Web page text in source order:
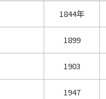
1844年
1899
1903
1947